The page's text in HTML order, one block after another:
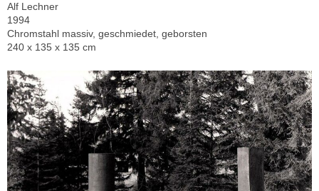
Alf Lechner
1994
Chromstahl massiv, geschmiedet, geborsten
240 x 135 x 135 cm